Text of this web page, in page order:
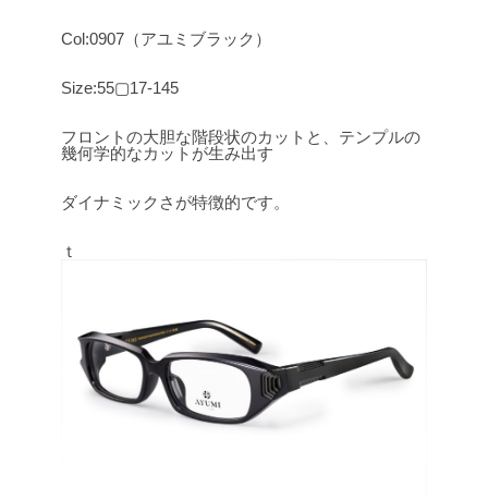
Col:0907（アユミブラック）
Size:55▢17-145
フロントの大胆な階段状のカットと、テンプルの
幾何学的なカットが生み出す
ダイナミックさが特徴的です。
ｔ